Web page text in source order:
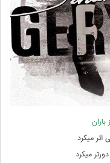
اثر میکرد
میکرد